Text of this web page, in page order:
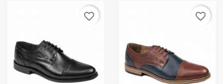
favorite_border favorite_border